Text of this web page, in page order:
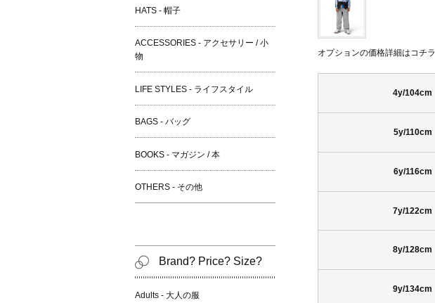
オプションの価格詳細はコチラ
4y/104cm
5y/110cm
6y/116cm
7y/122cm
8y/128cm
9y/134cm
HATS - 帽子
ACCESSORIES - アクセサリー / 小
物
LIFE STYLES - ライフスタイル
BAGS - バッグ
BOOKS - マガジン / 本
OTHERS - その他
Brand? Price? Size?
Adults - 大人の服